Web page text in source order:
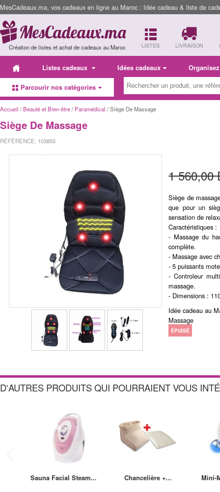
MesCadeaux.ma, vos cadeaux en ligne au Maroc : Idée cadeau & liste de
Création de listes et achat de cadeaux au Maroc LISTES LIVRAISON
Listes cadeaux Idées cadeaux
Parcourir nos catégories
Accueil /Beauté et Bien-être/ Paramédical / Siège De Massage
Siège De Massage
RÉFÉRENCE: 103855
1 560,00
Siège de
que pour un
sensation de
Caractéristiques :
- Massage du
complète.
- Massage avec
- 5 puissants
- Controleur
massage.
- Dimensions :
Idée cadeau au
Massage
ÉPUISÉ
D'AUTRES PRODUITS QUI POURRAIENT VOUS
Sauna Facial Steam… Chancelière +… Mini-